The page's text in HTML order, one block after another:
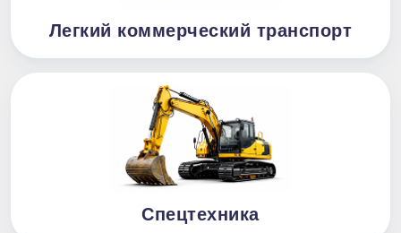
Легкий коммерческий транспорт
Спецтехника